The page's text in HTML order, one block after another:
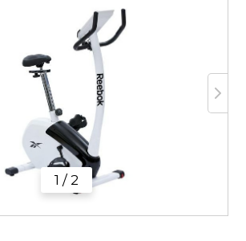
1 / 2